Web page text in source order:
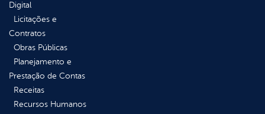
Digital
Licitações e
Contratos
Obras Públicas
Planejamento e
Prestação de Contas
Receitas
Recursos Humanos